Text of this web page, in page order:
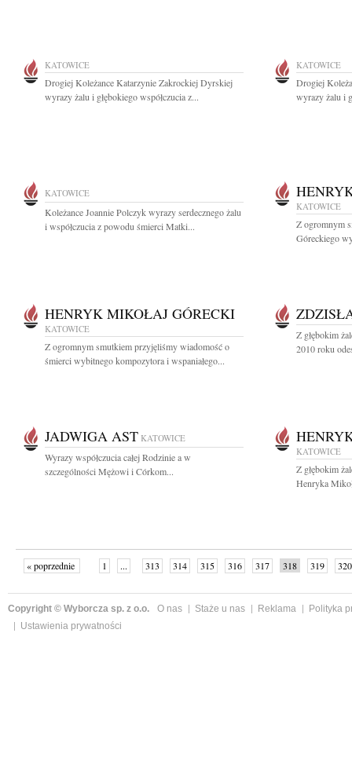
KATOWICE
Drogiej Koleżance Katarzynie Zakrockiej Dyrskiej
wyrazy żalu i głębokiego współczucia z...
KATOWICE
Drogiej
wyrazy żalu i
KATOWICE
Koleżance Joannie Polczyk wyrazy serdecznego żalu
i współczucia z powodu śmierci Matki...
KATOWICE
Z ogromnym
Góreckiego
HENRYK MIKOŁAJ GÓRECKI
KATOWICE
Z ogromnym smutkiem przyjęliśmy wiadomość o
śmierci wybitnego kompozytora i wspaniałego...
Z głębokim
2010 roku
JADWIGA AST KATOWICE
Wyrazy współczucia całej Rodzinie a w
szczególności Mężowi i Córkom...
KATOWICE
Z głębokim
Henryka
« poprzednie 1 ... 313 314 315 316 317 318 319
320
Copyright © Wyborcza sp. z o.o. O nas Staże u nas Reklama
Polityka
Ustawienia prywatności